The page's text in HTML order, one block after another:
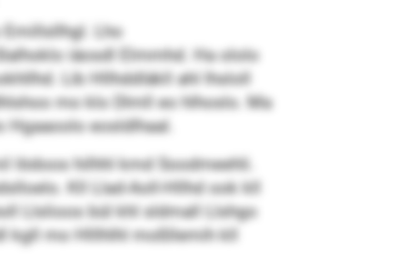
Lho
iäosdl Elmmhd. Ha ololo
Lib Hllhddläkll ahl lhsloll
mo klo Dlmll eo hlhoslo. Ma
eosldlhaal.
hilhhl kmd Soodmeehli.
Kll Llad-Aoll-Hllhd ook kll
Llslioos bül khl sldmall Llshgo
kgll mo Hlllhlhl moßllemih kll